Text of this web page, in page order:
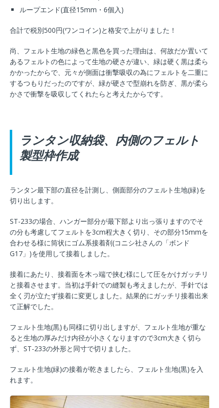
ループエンド(直径15mm・6個入)
合計で税別500円(ワンコイン)と格安で上がりました！
尚、フェルト生地の緑色と黒色を買った理由は、何故だか置いて
あるフェルトの色によって生地の硬さが違い、緑は硬く黒は柔ら
かかったからで、元々が側面は衝撃吸収の為にフェルトを二重に
するつもりだったのですが、緑が硬さで型崩れを防ぎ、黒が柔ら
かさで衝撃を吸収してくれたらと考えたからです。
ランタン収納袋、内側のフェルト
製型枠作成
ランタン最下部の直径を計測し、側面部分のフェルト生地(緑)を
切り出します。
ST-233の場合、ハンガー部分が最下部より出っ張りますのでそ
の分も考慮してフェルトを3cm程大きく切り、その部分15mmを
合わせる様に筒状にゴム系接着剤(コニシ社さんの「ボンド
G17」)を使用して接着しました。
接着にあたり、接着面を木っ端で挟む様にして圧をかけガッチリ
と接着させます。当初は手針での縫製も考えましたが、手針では
全く刃が立たず接着に変更しました。結果的にガッチリ接着出来
て正解でした。
フェルト生地(黒)も同様に切り出しますが、フェルト生地が重な
ると生地の厚みだけ内径が小さくなりますので3cm大きく切ら
ず、ST-233の外形と同寸で切りました。
フェルト生地(緑)の接着が乾きましたら、フェルト生地(黒)を入
れます。